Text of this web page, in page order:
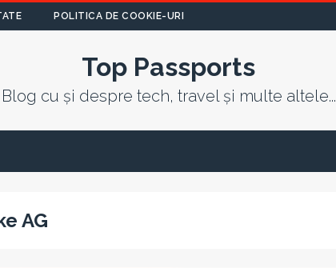
POLITICA DE COOKIE-URI
Top Passports
Blog cu și despre tech, travel și multe altele...
AG